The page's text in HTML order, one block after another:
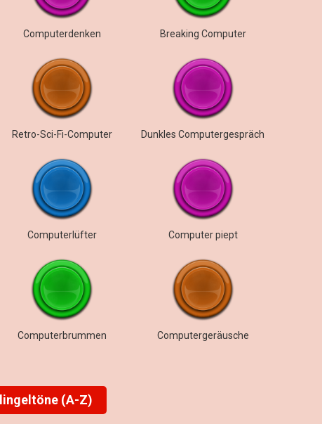
Computerdenken Breaking Computer
Retro-Sci-Fi-Computer Dunkles Computergespräch
Computerlüfter Computer piept
Computerbrummen Computergeräusche
(A-Z)